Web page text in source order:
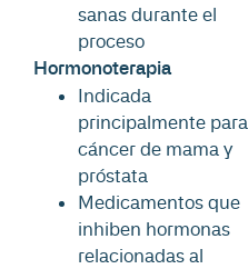
sanas durante el
proceso
Hormonoterapia
Indicada
principalmente para
cáncer de mama y
próstata
Medicamentos que
inhiben hormonas
relacionadas al